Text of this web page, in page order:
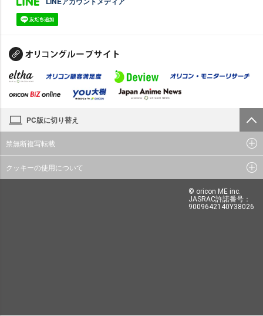
PC版に切り替え
禁無断複写転載
クッキーの使用について
© oricon ME inc.
JASRAC許諾番号：
9009642140Y38026